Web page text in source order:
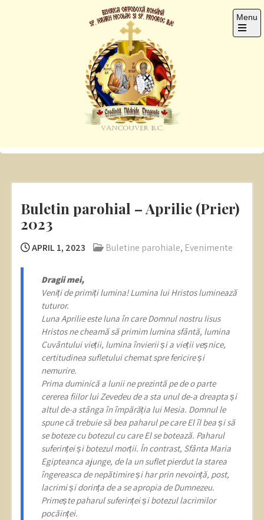
Sf. Ier. Nicolae si Pro.
Menu
Open
Buletin parohial – Aprilie (Prier)
2023
APRIL 1, 2023 Buletine parohiale, Evenimente
Dragii mei,
Veniți de primiți lumina! Lumina lui Hristos luminează
tuturor.
Luna Aprilie este luna în care Domnul nostru Iisus
Hristos ne cheamă să primim lumina sfântă, lumina
Cuvântului vieții, lumina învierii și a vieții veșnice,
certitudinea sufletului chemat spre fericire și
nemurire.
Prima duminică a lunii ne prezintă pe de o parte
cererea fiilor lui Zevedeu de a sta unul de-a dreapta și
altul de-a stânga în împărăția lui Mesia. Domnul le
spune că trebuie să bea paharul pe care El îl bea și să
se boteze cu botezul cu care El se botează. Paharul
suferinței și botezul morții. În contrast, Sfânta Maria
Egipteanca ajunge, de la un suflet pierdut la starea
îngereasca de nepătimire și har prin nevoință, post,
lacrimi și dorința de a se apropia de Dumnezeu.
Primește paharul suferinței și botezul lacrimilor
pocăinței.